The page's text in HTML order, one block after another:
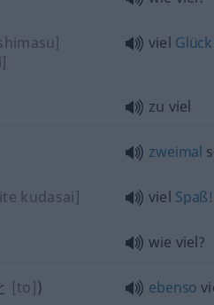
viel
zu viel
zweimal
kudasai] viel Spaß!
wie viel?
[to]) ebenso